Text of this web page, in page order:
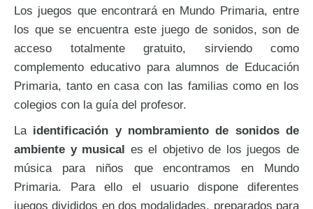
Los juegos que encontrará en Mundo Primaria, entre
los que se encuentra este juego de sonidos, son de
acceso totalmente gratuito, sirviendo como
complemento educativo para alumnos de Educación
Primaria, tanto en casa con las familias como en los
colegios con la guía del profesor.
La identificación y nombramiento de sonidos de
ambiente y musical es el objetivo de los juegos de
música para niños que encontramos en Mundo
Primaria. Para ello el usuario dispone diferentes
juegos divididos en dos modalidades, preparados para